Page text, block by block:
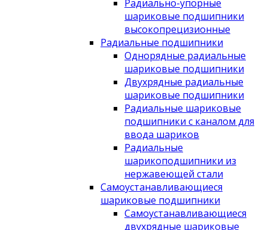
Радиально-упорные
шариковые подшипники
высокопрецизионные
Радиальные подшипники
Однорядные радиальные
шариковые подшипники
Двухрядные радиальные
шариковые подшипники
Радиальные шариковые
подшипники с каналом для
ввода шариков
Радиальные
шарикоподшипники из
нержавеющей стали
Самоустанавливающиеся
шариковые подшипники
Самоустанавливающиеся
двухрядные шариковые